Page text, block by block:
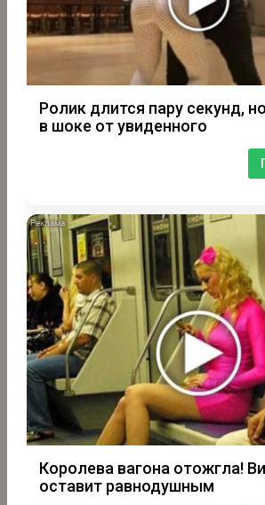
Ролик длится пару секунд,
в шоке от увиденного
Королева вагона отожгла!
оставит равнодушным